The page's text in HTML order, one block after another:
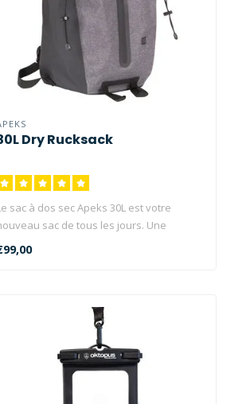
Dry Rucksack
sac à dos sec Apeks 30L est votre
sac de tous les jours. Une